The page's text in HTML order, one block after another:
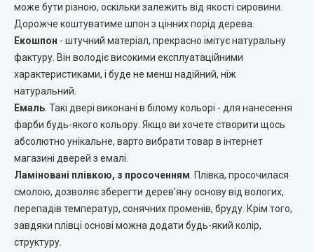
Двері прихованого монтажу
DOORIS (Доріс)
OMEGA (Омега)
MSDoors (МСДорс)
KFD (КФД)
GRAND (Гранд)
може бути різною, оскільки залежить від якості сировини.
Дорожче коштуватиме шпон з цінних порід дерева.
Екошпон - штучний матеріал, прекрасно імітує натуральну
фактуру. Він володіє високими експлуатаційними
характеристиками, і буде не менш надійний, ніж
натуральний.
Емаль . Такі двері виконані в білому кольорі - для нанесення
фарби будь-якого кольору. Якщо ви хочете створити щось
абсолютно унікальне, варто вибрати товар в інтернет
магазині дверей з емалі.
Ламіновані плівкою, з просоченням . Плівка, просочилася
смолою, дозволяє зберегти дерев'яну основу від вологих,
перепадів температур, сонячних променів, бруду. Крім того,
завдяки плівці основі можна додати будь-який колір,
структуру.